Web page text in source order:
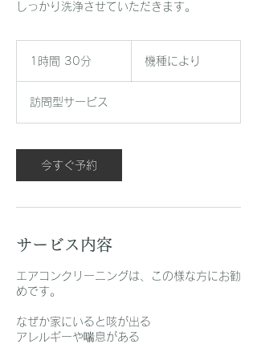
しっかり洗浄させていただきます。
1時間 30分
0
分
よ
機種により
訪問型サービス
今すぐ予約
サービス内容
エアコンクリーニングは、この様な方にお勧
めです。
なぜか家にいると咳が出る
アレルギーや喘息がある